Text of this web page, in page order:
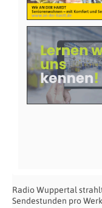
Radio Wuppertal
Sendestunden pro